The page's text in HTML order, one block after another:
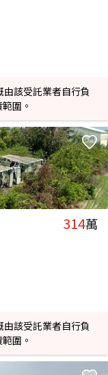
該受託業者自行負
圍。
314萬
該受託業者自行負
圍。